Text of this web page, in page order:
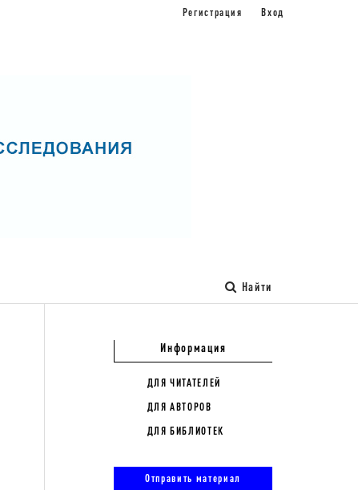
Найти
Регистрация Вход
Информация
ДЛЯ ЧИТАТЕЛЕЙ
ДЛЯ АВТОРОВ
ДЛЯ БИБЛИОТЕК
Отправить материал